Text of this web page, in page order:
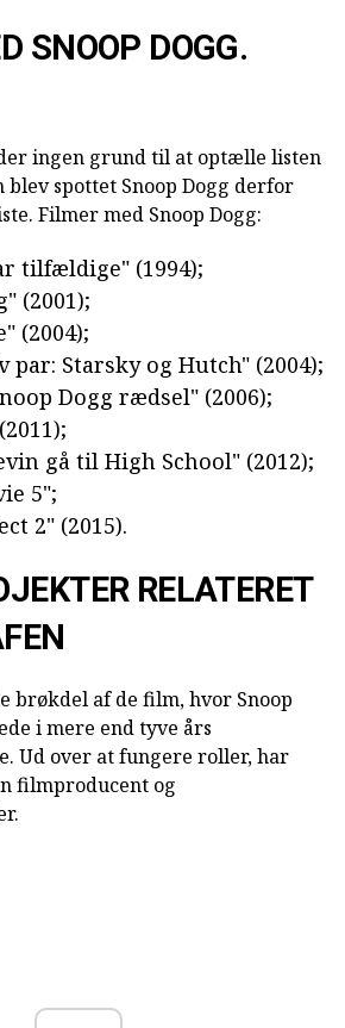
SNOOP DOGG.
ingen grund til at optælle listen
spottet Snoop Dogg derfor
Filmer med Snoop Dogg:
tilfældige" (1994);
(2001);
(2004);
par: Starsky og Hutch" (2004);
Dogg rædsel" (2006);
gå til High School" (2012);
5";
2" (2015).
RELATERET
brøkdel af de film, hvor Snoop
i mere end tyve års
Ud over at fungere roller, har
filmproducent og